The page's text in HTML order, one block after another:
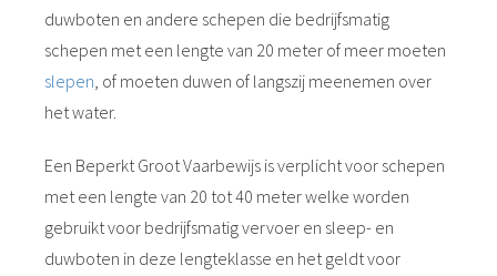
duwboten en andere schepen die bedrijfsmatig
schepen met een lengte van 20 meter of meer moeten
slepen , of moeten duwen of langszij meenemen over
het water.
Een Beperkt Groot Vaarbewijs is verplicht voor schepen
met een lengte van 20 tot 40 meter welke worden
gebruikt voor bedrijfsmatig vervoer en sleep- en
duwboten in deze lengteklasse en het geldt voor